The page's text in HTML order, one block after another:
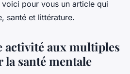
pour vous un article qui
santé et littérature.
activité aux multiples
la santé mentale